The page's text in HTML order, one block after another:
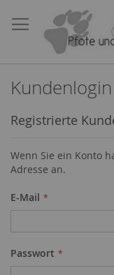
zum
Inhalt
Kundenlogin
Registrierte
Wenn Sie ein Konto
Adresse an.
E-Mail
Passwort